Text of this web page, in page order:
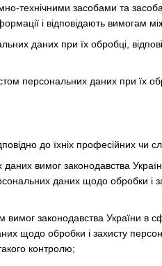
засобами та
і відповідають вимогам
даних при їх обробці,
персональних даних при їх
до їхніх професійних чи
вимог законодавства
даних щодо обробки і
законодавства України в
щодо обробки і захисту
контролю;